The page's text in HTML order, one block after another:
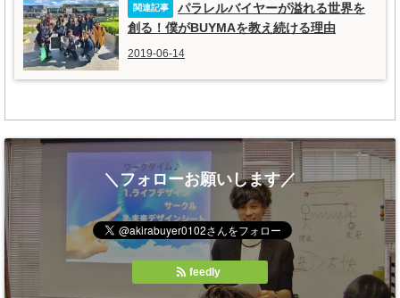
パラレルバイヤーが溢れる世界を
創る！僕がBUYMAを教え続ける理由
2019-06-14
＼フォローお願いします／
feedly